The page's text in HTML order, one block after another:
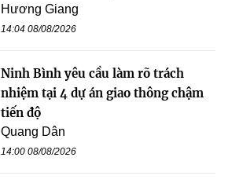
Hương Giang
14:04 08/08/2026
Ninh Bình yêu cầu làm rõ trách
nhiệm tại 4 dự án giao thông chậm
tiến độ
Quang Dân
14:00 08/08/2026